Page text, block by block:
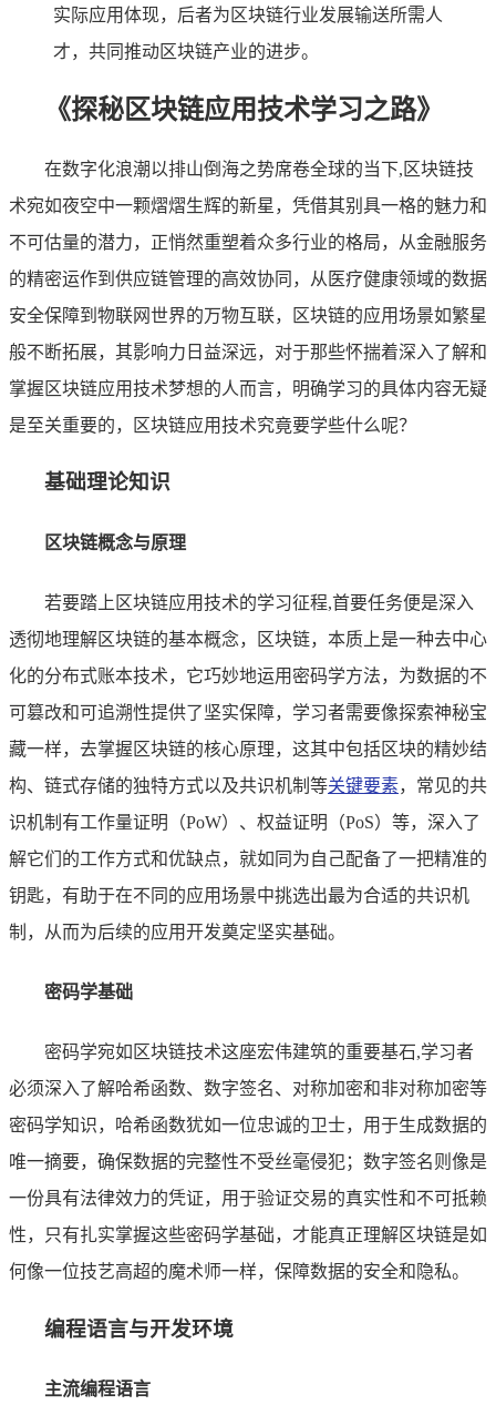
实际应用体现，后者为区块链行业发展输送所需人
才，共同推动区块链产业的进步。
《探秘区块链应用技术学习之路》
在数字化浪潮以排山倒海之势席卷全球的当下,区块链技
术宛如夜空中一颗熠熠生辉的新星，凭借其别具一格的魅力和
不可估量的潜力，正悄然重塑着众多行业的格局，从金融服务
的精密运作到供应链管理的高效协同，从医疗健康领域的数据
安全保障到物联网世界的万物互联，区块链的应用场景如繁星
般不断拓展，其影响力日益深远，对于那些怀揣着深入了解和
掌握区块链应用技术梦想的人而言，明确学习的具体内容无疑
是至关重要的，区块链应用技术究竟要学些什么呢？
基础理论知识
区块链概念与原理
若要踏上区块链应用技术的学习征程,首要任务便是深入
透彻地理解区块链的基本概念，区块链，本质上是一种去中心
化的分布式账本技术，它巧妙地运用密码学方法，为数据的不
可篡改和可追溯性提供了坚实保障，学习者需要像探索神秘宝
藏一样，去掌握区块链的核心原理，这其中包括区块的精妙结
构、链式存储的独特方式以及共识机制等关键要素，常见的共
识机制有工作量证明（PoW）、权益证明（PoS）等，深入了
解它们的工作方式和优缺点，就如同为自己配备了一把精准的
钥匙，有助于在不同的应用场景中挑选出最为合适的共识机
制，从而为后续的应用开发奠定坚实基础。
密码学基础
密码学宛如区块链技术这座宏伟建筑的重要基石,学习者
必须深入了解哈希函数、数字签名、对称加密和非对称加密等
密码学知识，哈希函数犹如一位忠诚的卫士，用于生成数据的
唯一摘要，确保数据的完整性不受丝毫侵犯；数字签名则像是
一份具有法律效力的凭证，用于验证交易的真实性和不可抵赖
性，只有扎实掌握这些密码学基础，才能真正理解区块链是如
何像一位技艺高超的魔术师一样，保障数据的安全和隐私。
编程语言与开发环境
主流编程语言